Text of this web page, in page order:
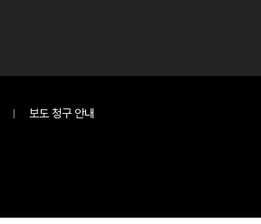
보도 청구 안내